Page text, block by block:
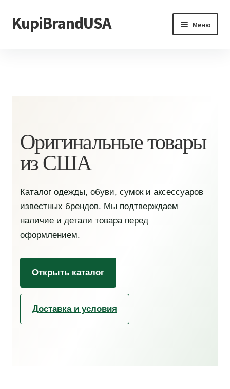
Перейти
к
Перейти
к
KupiBrandUSA Меню
Оригинальные товары
из США
Каталог одежды, обуви, сумок и аксессуаров
известных брендов. Мы подтверждаем
наличие и детали товара перед
оформлением.
Открыть каталог
Доставка и условия